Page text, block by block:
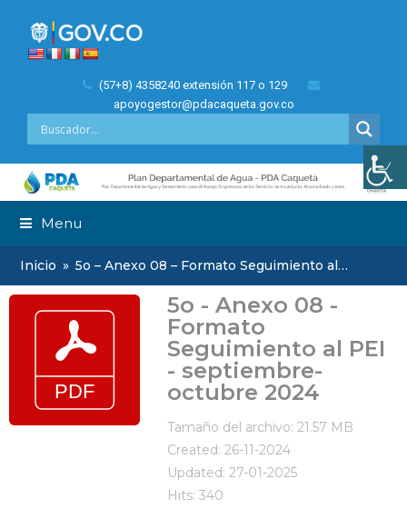
(57+8) 4358240 extensión 117 o 129
apoyogestor@pdacaqueta.gov.co
Menu
Inicio » 5o – Anexo 08 – Formato Seguimiento al…
5o - Anexo 08 -
Formato
Seguimiento al PEI
- septiembre-
octubre 2024
Tamaño del archivo: 21.57 MB
Created: 26-11-2024
Updated: 27-01-2025
Hits: 340